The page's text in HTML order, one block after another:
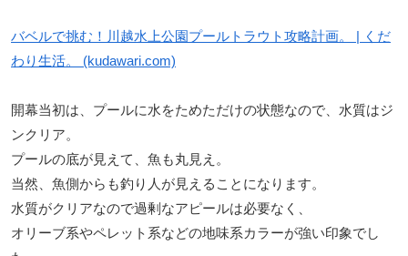
バベルで挑む！川越水上公園プールトラウト攻略計画。 | くだ
わり生活。 (kudawari.com)
開幕当初は、プールに水をためただけの状態なので、水質はジ
ンクリア。
プールの底が見えて、魚も丸見え。
当然、魚側からも釣り人が見えることになります。
水質がクリアなので過剰なアピールは必要なく、
オリーブ系やペレット系などの地味系カラーが強い印象でし